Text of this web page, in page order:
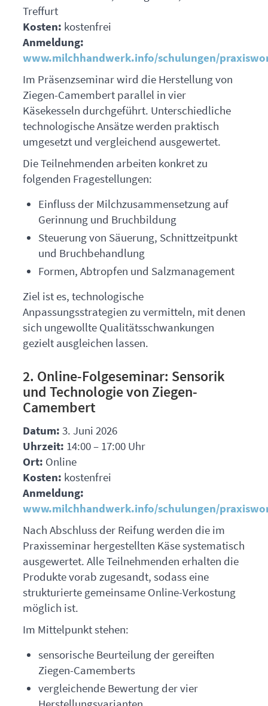
Treffurt
Kosten: kostenfrei
Anmeldung:
www.milchhandwerk.info/schulungen/
Im Präsenzseminar wird die Herstellung von
Ziegen-Camembert parallel in vier
Käsekesseln durchgeführt. Unterschiedliche
technologische Ansätze werden praktisch
umgesetzt und vergleichend ausgewertet.
Die Teilnehmenden arbeiten konkret zu
folgenden Fragestellungen:
Einfluss der Milchzusammensetzung auf
Gerinnung und Bruchbildung
Steuerung von Säuerung, Schnittzeitpunkt
und Bruchbehandlung
Formen, Abtropfen und Salzmanagement
Ziel ist es, technologische
Anpassungsstrategien zu vermitteln, mit denen
sich ungewollte Qualitätsschwankungen
gezielt ausgleichen lassen.
2. Online-Folgeseminar: Sensorik
und Technologie von Ziegen-
Camembert
Datum: 3. Juni 2026
Uhrzeit: 14:00 – 17:00 Uhr
Ort: Online
Kosten: kostenfrei
Anmeldung:
www.milchhandwerk.info/schulungen/
Nach Abschluss der Reifung werden die im
Praxisseminar hergestellten Käse systematisch
ausgewertet. Alle Teilnehmenden erhalten die
Produkte vorab zugesandt, sodass eine
strukturierte gemeinsame Online-Verkostung
möglich ist.
Im Mittelpunkt stehen:
sensorische Beurteilung der gereiften
Ziegen-Camemberts
vergleichende Bewertung der vier